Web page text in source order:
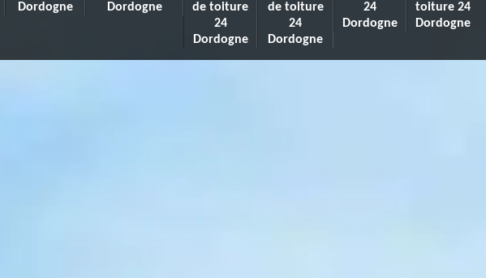
Dordogne
Dordogne
de toiture
24
Dordogne
de toiture
24
Dordogne
24
Dordogne
toiture 24
Dordogne